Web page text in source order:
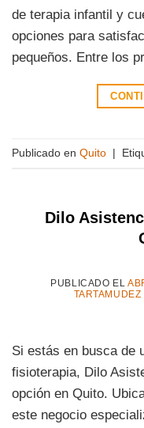
de terapia infantil y
opciones para
pequeños. Entre los
Publicado en Quito
Dilo
PUBLICADO EL
Si estás en busca de
fisioterapia, Dilo
opción en Quito.
este negocio